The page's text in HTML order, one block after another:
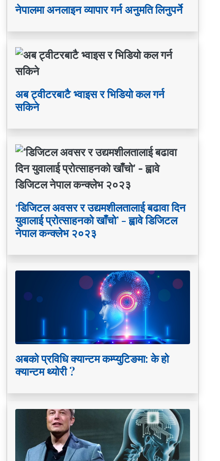
नेपालमा अनलाइन व्यापार गर्न अनुमति लिनुपर्ने
अब ट्वीटरबाटै भ्वाइस र भिडियो कल गर्न
सकिने
‘डिजिटल अवसर र उद्यमशीलतालाई बढावा दिन
युवालाई प्रोत्साहनको खाँचो’ - ह्वावे डिजिटल
नेपाल कन्क्लेभ २०२३
अबको प्रविधि क्यान्टम कम्प्युटिङमा: के हो
क्यान्टम थ्योरी ?